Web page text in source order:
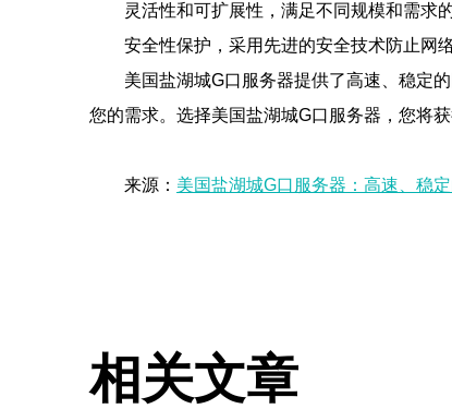
灵活性和可扩展性，满足不同规模和需求的
安全性保护，采用先进的安全技术防止网
美国盐湖城G口服务器提供了高速、稳定
您的需求。选择美国盐湖城G口服务器，您将
来源： 美国盐湖城G口服务器：高速、稳
相关文章